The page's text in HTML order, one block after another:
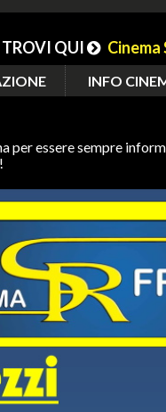
QUI Cinema
INFO
per essere sempre